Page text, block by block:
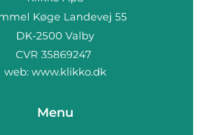
web: www.klikko.dk
Menu